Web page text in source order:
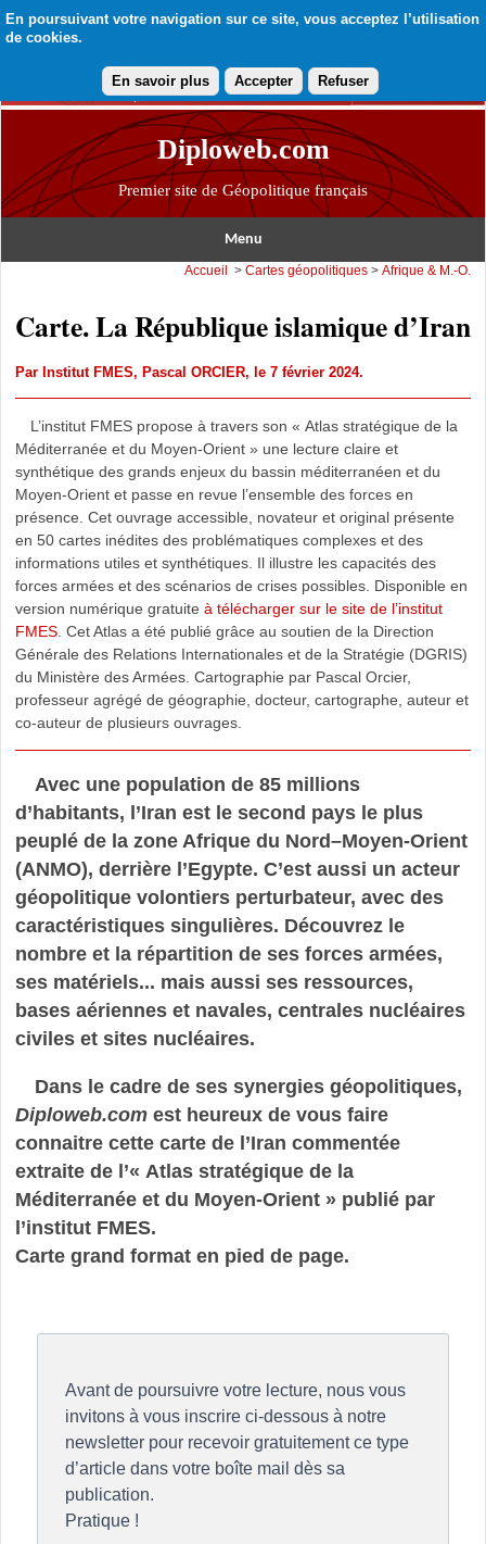
En poursuivant votre navigation sur ce site, vous acceptez l’utilisation
de cookies.
En savoir plus Accepter Refuser
Diploweb.com
Premier site de Géopolitique français
Menu
Accueil >Cartes géopolitiques >Afrique & M.-O.
Carte. La République islamique d’Iran
Par Institut FMES, Pascal ORCIER, le 7 février 2024.
L’institut FMES propose à travers son « Atlas stratégique de la
Méditerranée et du Moyen-Orient » une lecture claire et
synthétique des grands enjeux du bassin méditerranéen et du
Moyen-Orient et passe en revue l’ensemble des forces en
présence. Cet ouvrage accessible, novateur et original présente
en 50 cartes inédites des problématiques complexes et des
informations utiles et synthétiques. Il illustre les capacités des
forces armées et des scénarios de crises possibles. Disponible en
version numérique gratuite à télécharger sur le site de l’institut
FMES. Cet Atlas a été publié grâce au soutien de la Direction
Générale des Relations Internationales et de la Stratégie (DGRIS)
du Ministère des Armées. Cartographie par Pascal Orcier,
professeur agrégé de géographie, docteur, cartographe, auteur et
co-auteur de plusieurs ouvrages.
Avec une population de 85 millions
d’habitants, l’Iran est le second pays le plus
peuplé de la zone Afrique du Nord–Moyen-Orient
(ANMO), derrière l’Egypte. C’est aussi un acteur
géopolitique volontiers perturbateur, avec des
caractéristiques singulières. Découvrez le
nombre et la répartition de ses forces armées,
ses matériels... mais aussi ses ressources,
bases aériennes et navales, centrales nucléaires
civiles et sites nucléaires.
Dans le cadre de ses synergies géopolitiques,
Diploweb.comest heureux de vous faire
connaitre cette carte de l’Iran commentée
extraite de l’« Atlas stratégique de la
Méditerranée et du Moyen-Orient » publié par
l’institut FMES.
Carte grand format en pied de page.